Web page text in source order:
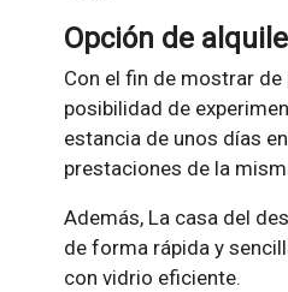
Opción de
Con el fin de mostrar
posibilidad de
estancia de unos días
prestaciones de la
Además, La casa del
de forma rápida y
con vidrio eficiente.